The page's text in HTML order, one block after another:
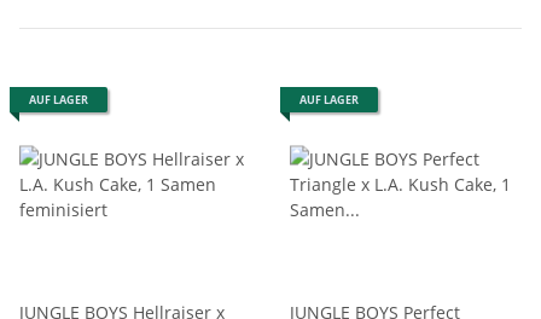
AUF LAGER
JUNGLE BOYS Hellraiser x
AUF LAGER
JUNGLE BOYS Perfect